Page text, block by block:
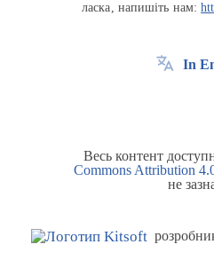
ласка, напишіть нам:
In
Весь контент
Commons Attribution
не